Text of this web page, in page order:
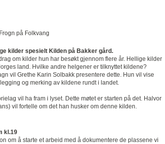
på Folkvang
kilder spesielt Kilden på Bakker gård.
om kilder hun har besøkt gjennom flere år. Hellige kilder
land. Hvilke andre helgener er tilknyttet kildene?
vil Grethe Karin Solbakk presentere dette. Hun vil vise
og merking av kildene rundt i landet.
vil ha fram i lyset. Dette møtet er starten på det. Halvor
vil fortelle om det han husker om denne kilden.
kl.19
om å starte et arbeid med å dokumentere de plassene vi